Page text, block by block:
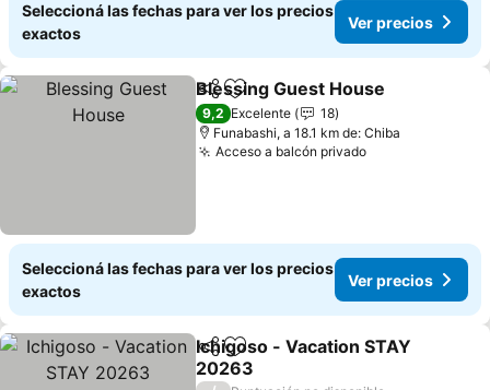
Seleccioná las fechas para ver los precios
exactos
Ver precios
CompartirAñadir a favoritos
Blessing Guest House
9,2 Excelente
18
Funabashi, a 18.1 km de: Chiba
Acceso a balcón privado
Seleccioná las fechas para ver los precios
exactos
Ver precios
CompartirAñadir a favoritos
Ichigoso - Vacation STAY
20263